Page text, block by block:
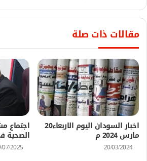
مقالات ذات صلة
اخبار السودان اليوم الاربعاء20
مارس 2024 م
20/03/2024
اجتماع
الصحية
07/2025